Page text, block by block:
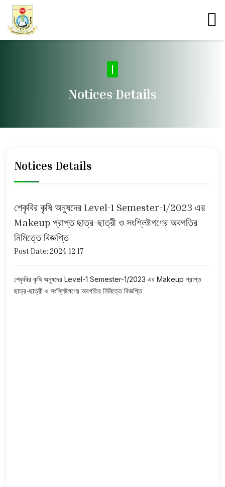
Notices Details
Notices Details
শেকৃবির কৃষি অনুষদের Level-1 Semester-1/2023 এর
Makeup প্রাপ্ত ছাত্র-ছাত্রী ও সংশ্লিষ্টগণের অবগতির
নিমিত্তে বিজ্ঞপ্তি
Post Date: 2024-12-17
শেকৃবির কৃষি অনুষদের Level-1 Semester-1/2023 এর Makeup প্রাপ্ত
ছাত্র-ছাত্রী ও সংশ্লিষ্টগণের অবগতির নিমিত্তে বিজ্ঞপ্তি